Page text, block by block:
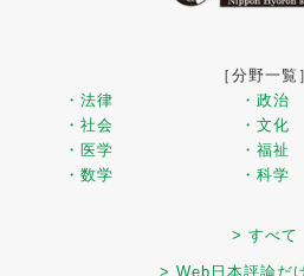
［分野一覧
・法律
・政治
・社会
・文化
・医学
・福祉
・数学
・科学
> すべて
> Web日本評論だ